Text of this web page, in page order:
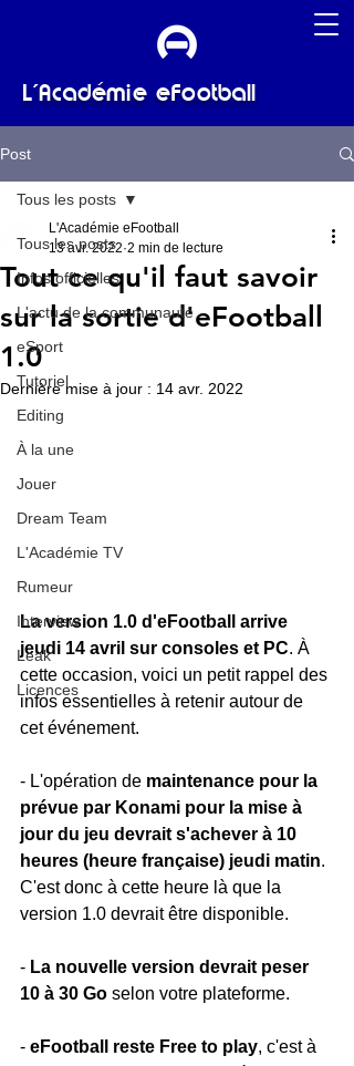
L'Académie eFootball
Post
Tous les posts
Infos officielles
L'actu de la communauté
eSport
Tutoriel
Editing
À la une
Jouer
Dream Team
L'Académie TV
Rumeur
Interview
Leak
Licences
Tous les posts
Tout ce qu'il faut savoir
sur la sortie d'eFootball
1.0
L'Académie eFootball
13 avr. 2022 2 min de lecture
Dernière mise à jour : 14 avr. 2022
La version 1.0 d'eFootball arrive
jeudi 14 avril sur consoles et PC. À
cette occasion, voici un petit rappel des
infos essentielles à retenir autour de
cet événement.
- L'opération de maintenance pour la
prévue par Konami pour la mise à
jour du jeu devrait s'achever à 10
heures (heure française) jeudi matin.
C'est donc à cette heure là que la
version 1.0 devrait être disponible.
- La nouvelle version devrait peser
10 à 30 Go selon votre plateforme.
- eFootball reste Free to play, c'est à